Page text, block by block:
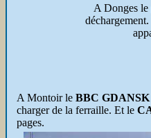
A Donges
A Montoir le BBC GDANSK
charger de la ferraille. Et le
pages.